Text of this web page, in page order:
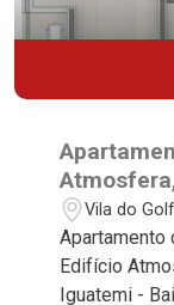
Iguatemi -
Vila do
Apartamento
Edifício
Iguatemi -